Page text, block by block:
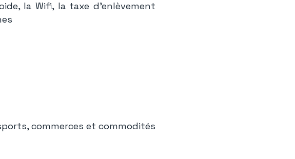
la Wifi, la taxe d'enlèvement
commerces et commodités